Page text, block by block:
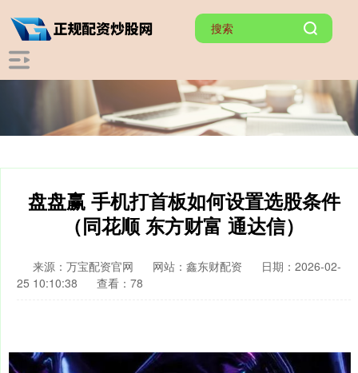
盘盘赢 手机打首板如何设置选股条件
（同花顺 东方财富 通达信）
来源：万宝配资官网 网站：鑫东财配资
日期：2026-02-
25 10:10:38
查看：78